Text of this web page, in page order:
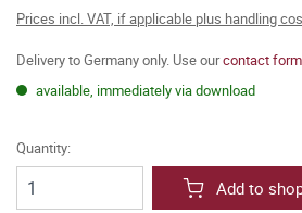
Prices incl. VAT, if applicable plus handling
Delivery to Germany only. Use ourcontact form
available, immediately via download
Quantity:
Add to